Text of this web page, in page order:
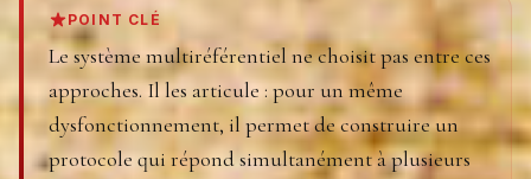
POINT CLÉ
Le système multiréférentiel ne choisit pas entre ces
approches. Il les articule : pour un même
dysfonctionnement, il permet de construire un
protocole qui répond simultanément à plusieurs